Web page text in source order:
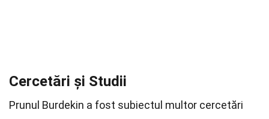
Cercetări și Studii
Prunul Burdekin a fost subiectul multor cercetări